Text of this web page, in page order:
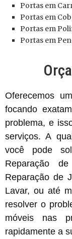
Portas em
Portas em
Portas em
Portas em
Oferecemos
focando
problema, e
serviços. A
você pode
Reparação
Reparação de
Lavar, ou até
resolver o
móveis nas
rapidamente a